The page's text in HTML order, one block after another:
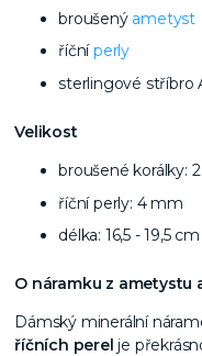
broušený ametyst
říčníperly
sterlingové stříbro
Velikost
broušené korálky:
říční perly: 4 mm
délka: 16,5 - 19,5 cm
O náramku z ametystu
Dámský minerální
říčních perel je